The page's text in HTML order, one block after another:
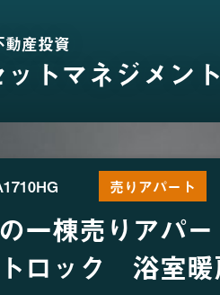
産投資
トマネジメント
売りアパート
一棟売りアパ
ロック 浴室暖